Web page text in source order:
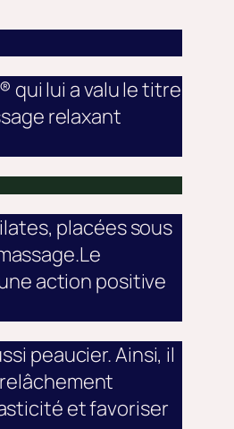
qui lui a valu le titre
relaxant
placées sous
action positive
peaucier. Ainsi, il
et favoriser